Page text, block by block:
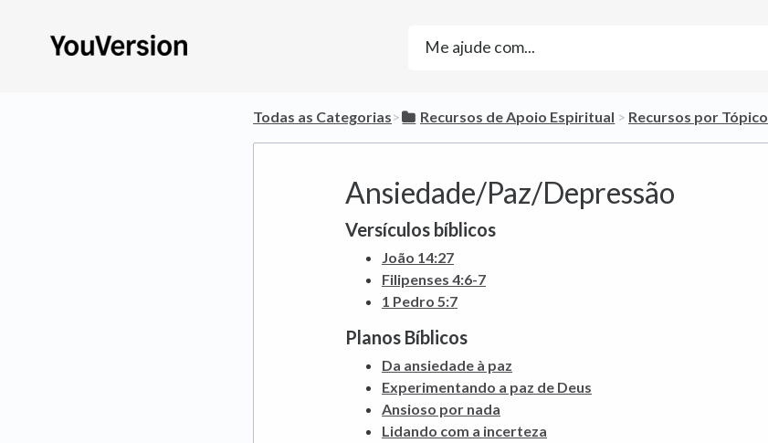
Todas as Categorias​>​ ​Recursos de Apoio Espiritual ​ > ​ ​Recursos por Tópico
Ansiedade/Paz/Depressão
Versículos bíblicos
João 14:27
Filipenses 4:6-7
1 Pedro 5:7
Planos Bíblicos
Da ansiedade à paz
Experimentando a paz de Deus
Ansioso por nada
Lidando com a incerteza